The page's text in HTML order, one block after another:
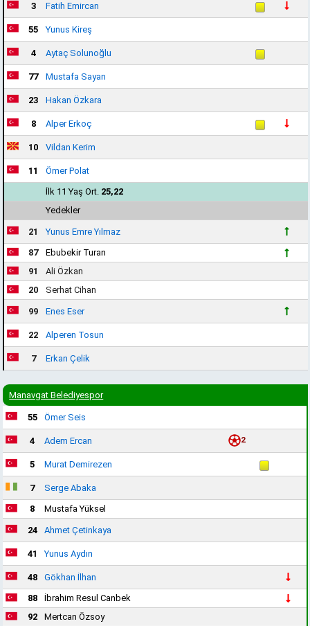
3 Fatih Emircan
55 Yunus Kireş
4 Aytaç Solunoğlu
77 Mustafa Sayan
23 Hakan Özkara
8 Alper Erkoç
10 Vildan Kerim
11
Ömer Polat
İlk 11 Yaş Ort. 25,22
Yedekler
21
Yunus Emre Yılmaz
87
Ebubekir Turan
91
Ali Özkan
20
Serhat Cihan
99 Enes Eser
22 Alperen Tosun
7 Erkan Çelik
Manavgat Belediyespor
55 Ömer Seis
4 Adem Ercan 2
5 Murat Demirezen
7
Serge Abaka
8
Mustafa Yüksel
24 Ahmet Çetinkaya
41 Yunus Aydın
48
Gökhan İlhan
88
İbrahim Resul Canbek
92
Mertcan Özsoy